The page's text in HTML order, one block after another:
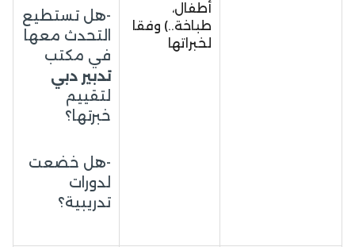
أطفال،
طباخة..) وفقا
لخبراتها
-هل تستطيع
التحدث معها
في مكتب
تدبير دبي
لتقييم
خبرتها؟
-هل خضعت
لدورات
تدريبية؟